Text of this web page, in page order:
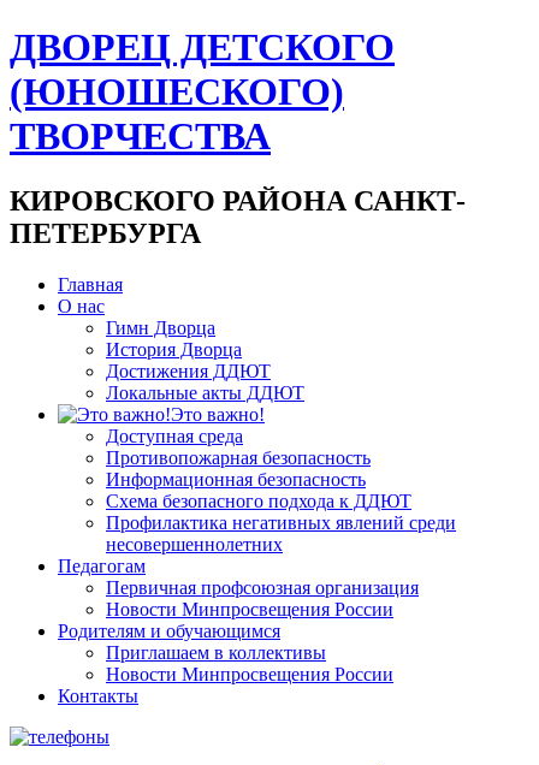
ДВОРЕЦ ДЕТСКОГО
(ЮНОШЕСКОГО)
ТВОРЧЕСТВА
КИРОВСКОГО РАЙОНА САНКТ-
ПЕТЕРБУРГА
Главная
О нас
Гимн Дворца
История Дворца
Достижения ДДЮТ
Локальные акты ДДЮТ
Это важно!
Доступная среда
Противопожарная безопасность
Информационная безопасность
Схема безопасного подхода к ДДЮТ
Профилактика негативных явлений среди
несовершеннолетних
Педагогам
Первичная профсоюзная организация
Новости Минпросвещения России
Родителям и обучающимся
Приглашаем в коллективы
Новости Минпросвещения России
Контакты